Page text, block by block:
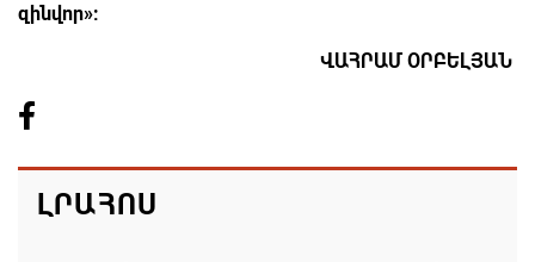
զինվոր»:
ՎԱՀՐԱՄ ՕՐԲԵԼՅԱՆ
ԼՐԱՀՈՍ